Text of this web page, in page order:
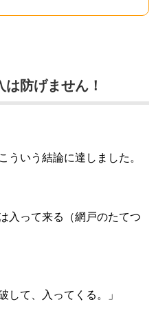
防げません！
ういう結論に達しました。
入って来る（網戸のたてつ
して、入ってくる。」